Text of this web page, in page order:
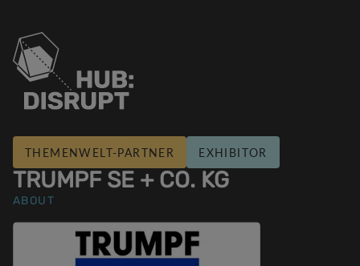
THEMENWELT-PARTNER EXHIBITOR
TRUMPF SE + CO. KG
ABOUT